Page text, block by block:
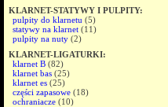
KLARNET-STATYWY I PULPITY:
pulpity do klarnetu (5)
statywy na klarnet (11)
pulpity na nuty (2)
KLARNET-LIGATURKI:
klarnet B (82)
klarnet bas (25)
klarnet es (25)
części zapasowe (18)
ochraniacze (10)